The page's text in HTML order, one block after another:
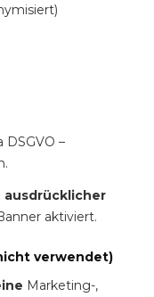
DSGVO –
ausdrücklicher
aktiviert.
verwendet)
Marketing-,